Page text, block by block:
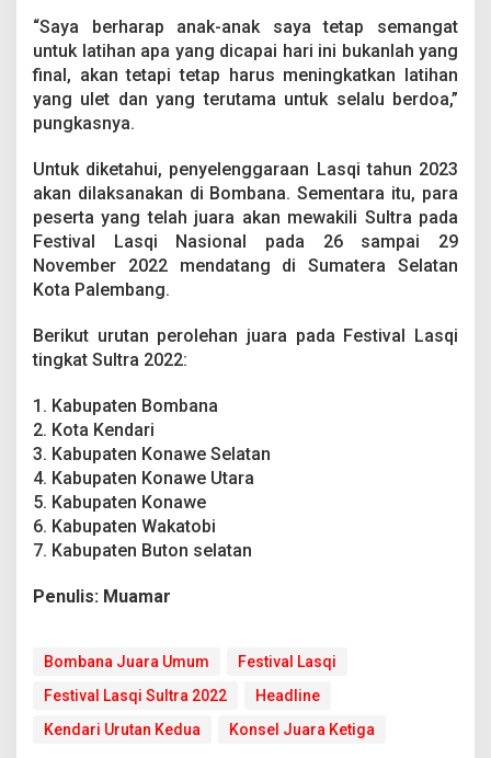
“Saya berharap anak-anak saya tetap semangat
untuk latihan apa yang dicapai hari ini bukanlah yang
final, akan tetapi tetap harus meningkatkan latihan
yang ulet dan yang terutama untuk selalu berdoa,”
pungkasnya.
Untuk diketahui, penyelenggaraan Lasqi tahun 2023
akan dilaksanakan di Bombana. Sementara itu, para
peserta yang telah juara akan mewakili Sultra pada
Festival Lasqi Nasional pada 26 sampai 29
November 2022 mendatang di Sumatera Selatan
Kota Palembang.
Berikut urutan perolehan juara pada Festival Lasqi
tingkat Sultra 2022:
1. Kabupaten Bombana
2. Kota Kendari
3. Kabupaten Konawe Selatan
4. Kabupaten Konawe Utara
5. Kabupaten Konawe
6. Kabupaten Wakatobi
7. Kabupaten Buton selatan
Penulis: Muamar
Bombana Juara Umum
Festival Lasqi
Festival Lasqi Sultra 2022
Headline
Kendari Urutan Kedua
Konsel Juara Ketiga